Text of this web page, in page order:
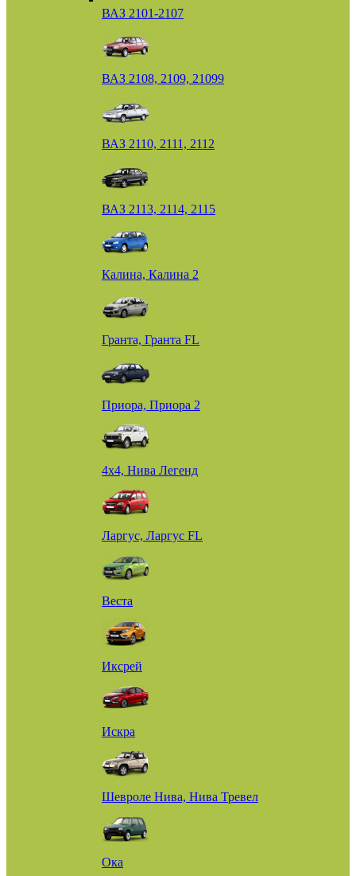
ВАЗ 2101-2107
ВАЗ 2108, 2109, 21099
ВАЗ 2110, 2111, 2112
ВАЗ 2113, 2114, 2115
Калина, Калина 2
Гранта, Гранта FL
Приора, Приора 2
4х4, Нива Легенд
Ларгус, Ларгус FL
Веста
Иксрей
Искра
Шевроле Нива, Нива Тревел
Ока